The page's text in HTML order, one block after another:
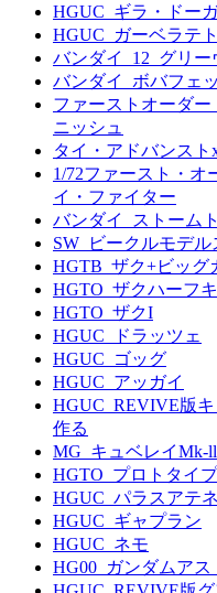
HGUC_ギラ・ドー
HGUC_ガーベラテ
バンダイ_12_グリ
バンダイ_ボバフェ
ファーストオーダ
ニッシュ
タイ・アドバンスト
1/72ファースト・オ
イ・ファイター
バンダイ_ストーム
SW_ビークルモデ
HGTB_ザク+ビッグ
HGTO_ザクハーフ
HGTO_ザクI
HGUC_ドラッツェ
HGUC_ゴッグ
HGUC_アッガイ
HGUC_REVIVE版
作る
MG_キュベレイMk-ll
HGTO_プロトタイ
HGUC_パラスアテネ
HGUC_ギャプラン
HGUC_ネモ
HG00_ガンダムア